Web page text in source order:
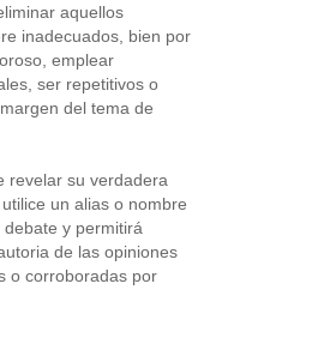
aquellos
inadecuados, bien por
emplear
ser repetitivos o
del tema de
revelar su verdadera
un alias o nombre
y permitirá
de las opiniones
o corroboradas por